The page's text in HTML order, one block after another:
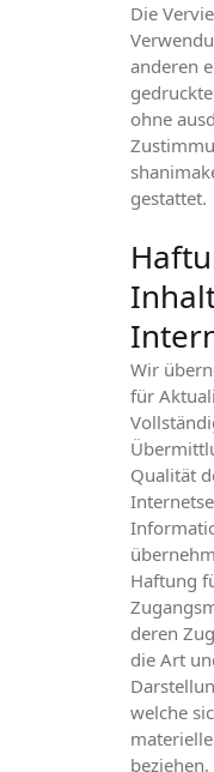
Die
anderen
ohne
gestattet.
Wir
für
Qualität
Haftung
deren
die Art
welche